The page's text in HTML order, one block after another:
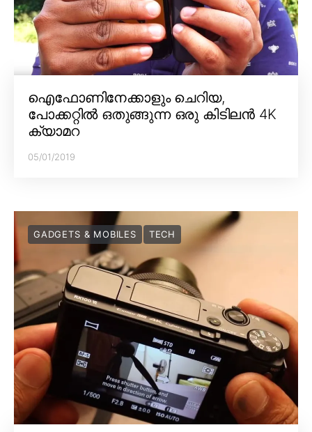
ഐഫോണിനേക്കാളും ചെറിയ,
പോക്കറ്റിൽ ഒതുങ്ങുന്ന ഒരു കിടിലൻ 4K
ക്യാമറ
05/01/2019
GADGETS & MOBILES TECH